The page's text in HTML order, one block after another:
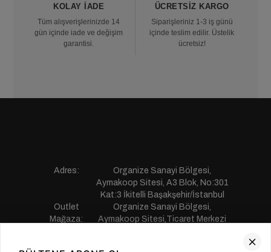
KOLAY İADE
Tüm alışverişlerinizde 14
gün içinde iade ve değişim
garantisi.
ÜCRETSIZ KARGO
Siparişleriniz 1-3 iş günü
içinde teslim edilir. Üstelik
ücretsiz!
Adres:
Organize Sanayi Bölgesi,
Aymakoop Sitesi, A3 Blok, No:301
Kat:3 İkitelli Başakşehir/İstanbul
Outlet
Mağaza:
Organize Sanayi Bölgesi,
Aymakoop Sitesi,Ticaret Merkezi